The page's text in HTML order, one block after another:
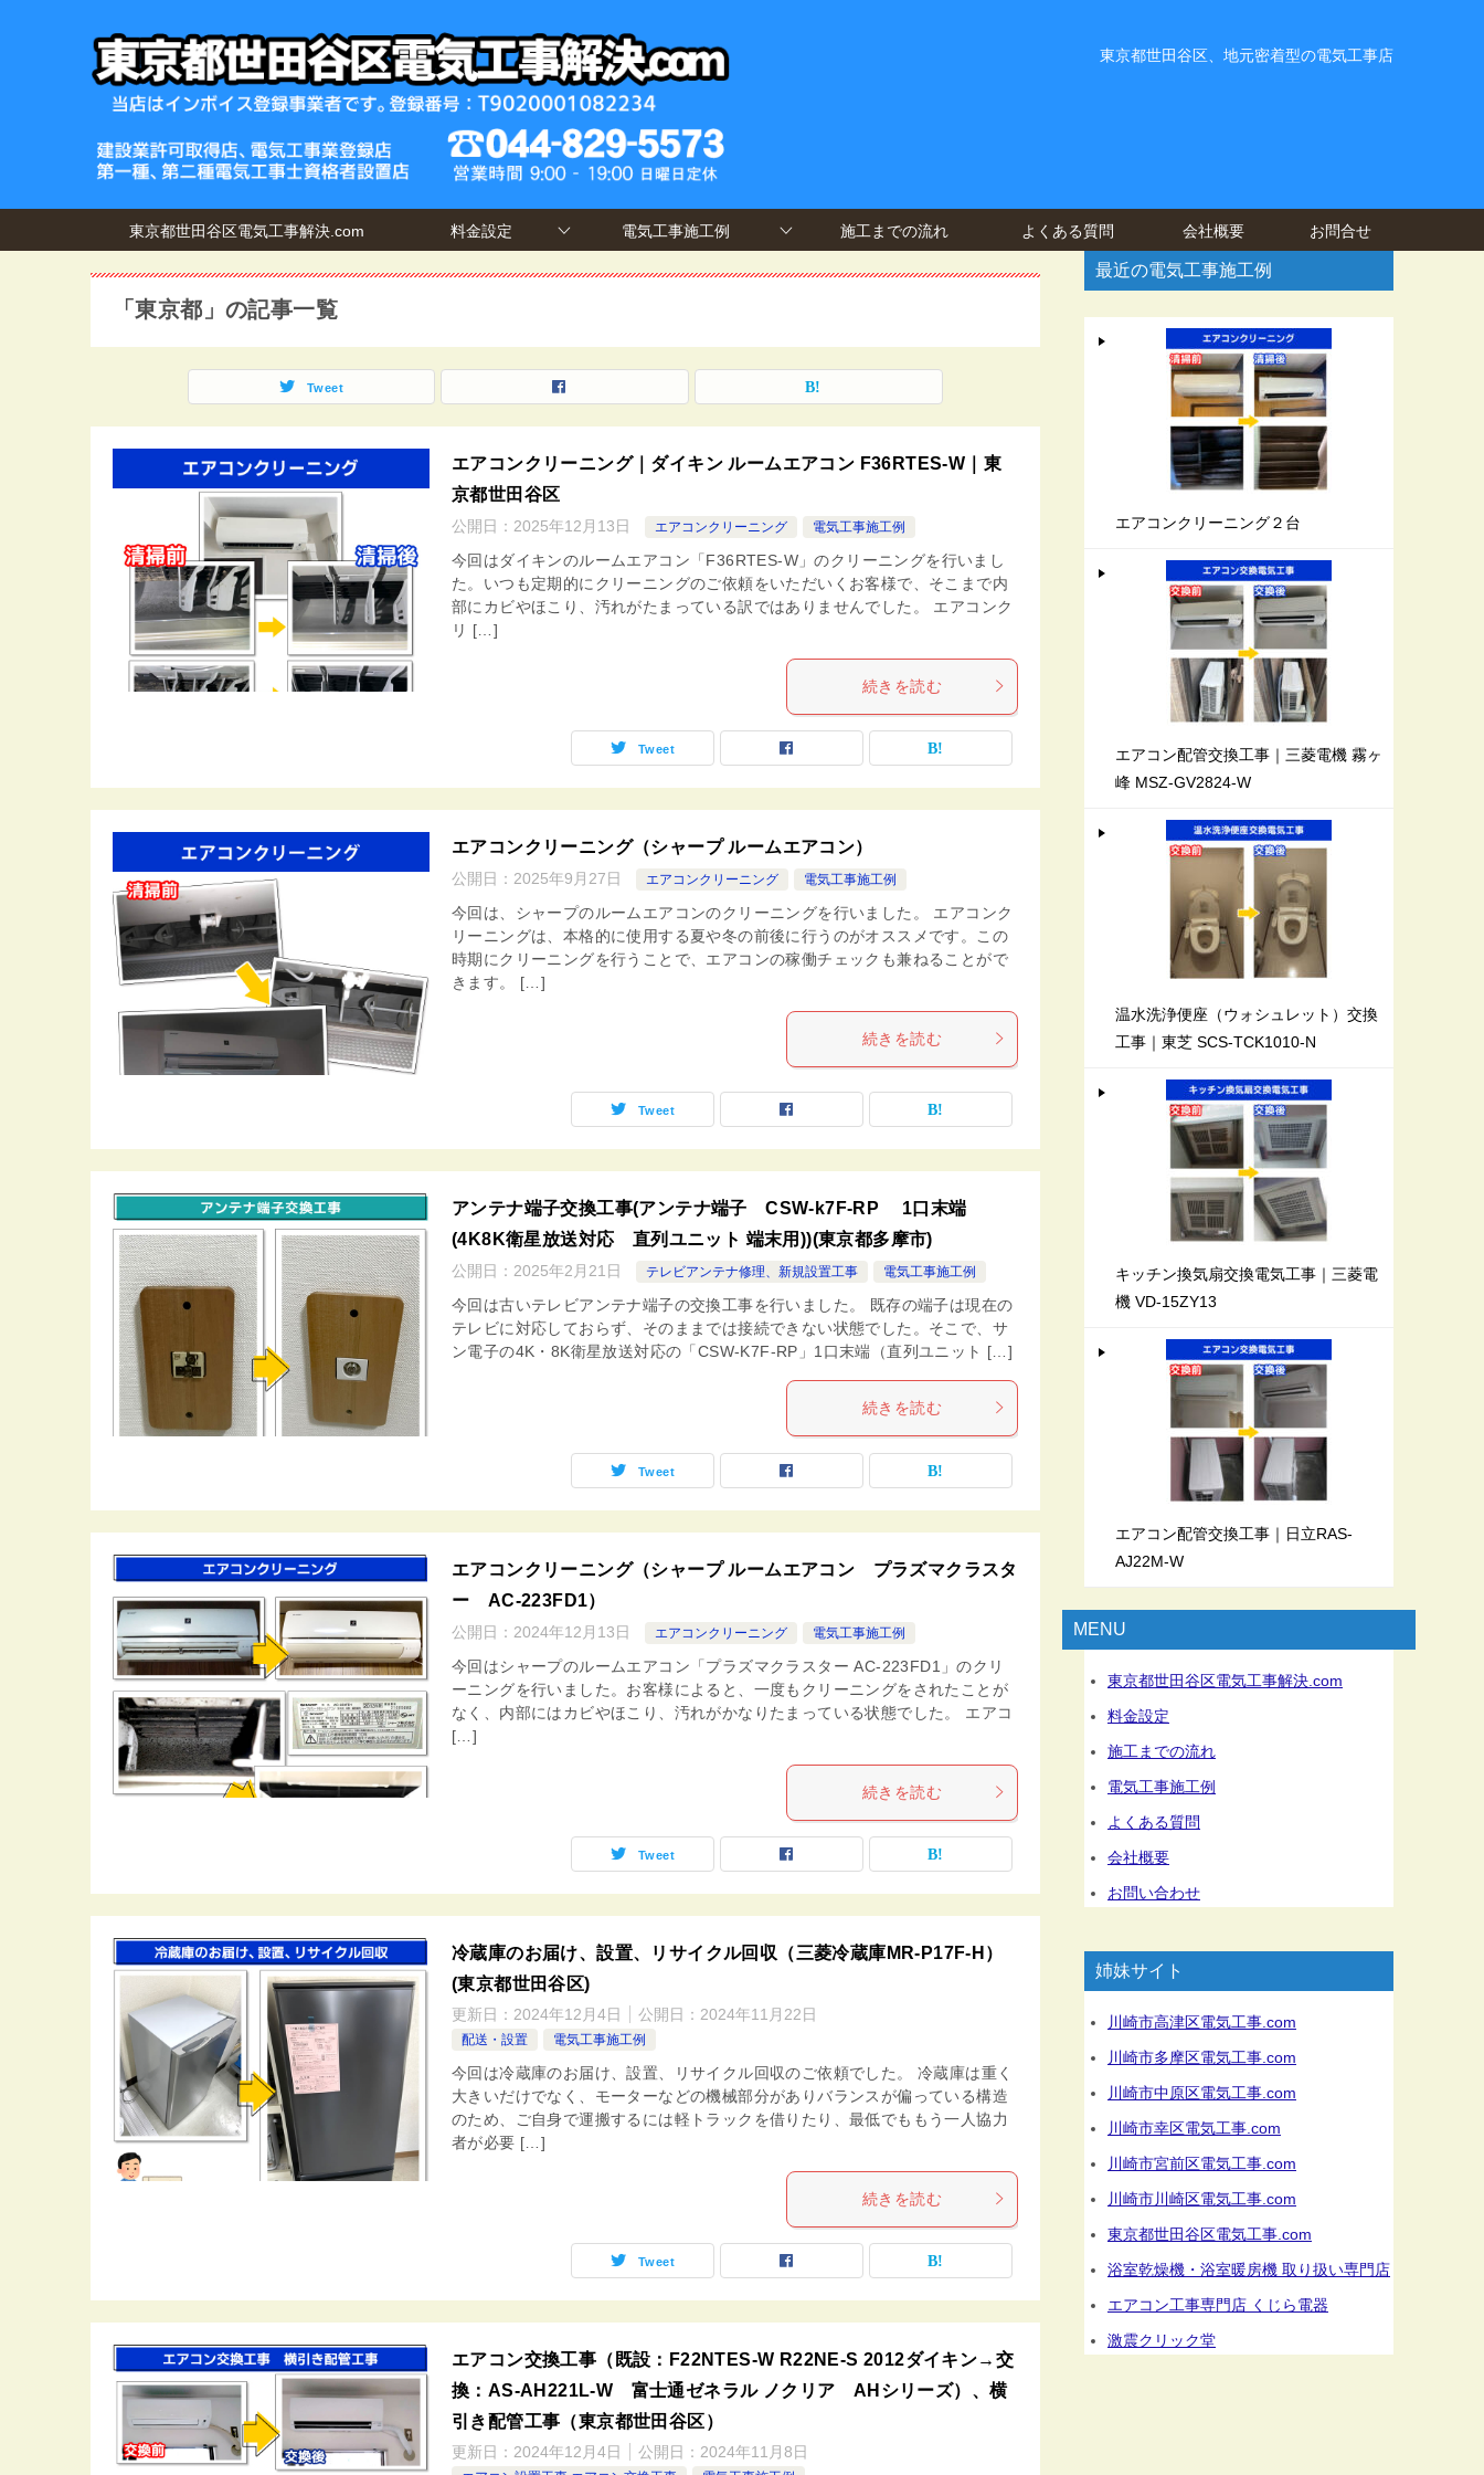
東京都世田谷区、地元密着型の電気工事店
東京都世田谷区電気工事解決.com 料金設定 電気工事施工例 施工までの流れ よくある質問 会社概要 お問合せ
「東京都」の記事一覧
Tweet
エアコンクリーニング｜ダイキン ルームエアコン F36RTES-W｜東
京都世田谷区
公開日： 2025年12月13日 エアコンクリーニング 電気工事施工例
今回はダイキンのルームエアコン「F36RTES-W」のクリーニングを行いまし
た。いつも定期的にクリーニングのご依頼をいただいくお客様で、そこまで内
部にカビやほこり、汚れがたまっている訳ではありませんでした。 エアコンク
リ […]
続きを読む
Tweet
エアコンクリーニング（シャープ ルームエアコン）
公開日： 2025年9月27日 エアコンクリーニング 電気工事施工例
今回は、シャープのルームエアコンのクリーニングを行いました。 エアコンク
リーニングは、本格的に使用する夏や冬の前後に行うのがオススメです。この
時期にクリーニングを行うことで、エアコンの稼働チェックも兼ねることがで
きます。 […]
続きを読む
Tweet
アンテナ端子交換工事(アンテナ端子 CSW-k7F-RP 1口末端
(4K8K衛星放送対応 直列ユニット 端末用))(東京都多摩市)
公開日： 2025年2月21日 テレビアンテナ修理、新規設置工事 電気工事施工例
今回は古いテレビアンテナ端子の交換工事を行いました。 既存の端子は現在の
テレビに対応しておらず、そのままでは接続できない状態でした。そこで、サ
ン電子の4K・8K衛星放送対応の「CSW-K7F-RP」1口末端（直列ユニット […]
続きを読む
Tweet
エアコンクリーニング（シャープ ルームエアコン プラズマクラスタ
ー AC-223FD1）
公開日： 2024年12月13日 エアコンクリーニング 電気工事施工例
今回はシャープのルームエアコン「プラズマクラスター AC-223FD1」のクリ
ーニングを行いました。お客様によると、一度もクリーニングをされたことが
なく、内部にはカビやほこり、汚れがかなりたまっている状態でした。 エアコ
[…]
続きを読む
Tweet
冷蔵庫のお届け、設置、リサイクル回収（三菱冷蔵庫MR-P17F-H）
(東京都世田谷区)
更新日： 2024年12月4日 公開日： 2024年11月22日
配送・設置 電気工事施工例
今回は冷蔵庫のお届け、設置、リサイクル回収のご依頼でした。 冷蔵庫は重く
大きいだけでなく、モーターなどの機械部分がありバランスが偏っている構造
のため、ご自身で運搬するには軽トラックを借りたり、最低でももう一人協力
者が必要 […]
続きを読む
Tweet
エアコン交換工事（既設：F22NTES-W R22NE-S 2012ダイキン→交
換：AS-AH221L-W 富士通ゼネラル ノクリア AHシリーズ）、横
引き配管工事（東京都世田谷区）
更新日： 2024年12月4日 公開日： 2024年11月8日
最近の電気工事施工例
エアコンクリーニング２台
エアコン配管交換工事｜三菱電機 霧ヶ
峰 MSZ-GV2824-W
温水洗浄便座（ウォシュレット）交換
工事｜東芝 SCS-TCK1010-N
キッチン換気扇交換電気工事｜三菱電
機 VD-15ZY13
エアコン配管交換工事｜日立RAS-
AJ22M-W
MENU
東京都世田谷区電気工事解決.com
料金設定
施工までの流れ
電気工事施工例
よくある質問
会社概要
お問い合わせ
姉妹サイト
川崎市高津区電気工事.com
川崎市多摩区電気工事.com
川崎市中原区電気工事.com
川崎市幸区電気工事.com
川崎市宮前区電気工事.com
川崎市川崎区電気工事.com
東京都世田谷区電気工事.com
浴室乾燥機・浴室暖房機 取り扱い専門店
エアコン工事専門店 くじら電器
激震クリック堂